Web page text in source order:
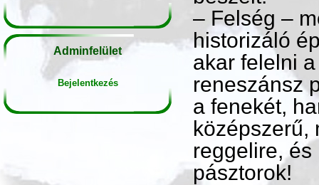
Adminfelület
Bejelentkezés
– Felség –
historizáló
akar felelni
reneszánsz
a fenekét,
középszerű,
reggelire,
pásztorok!